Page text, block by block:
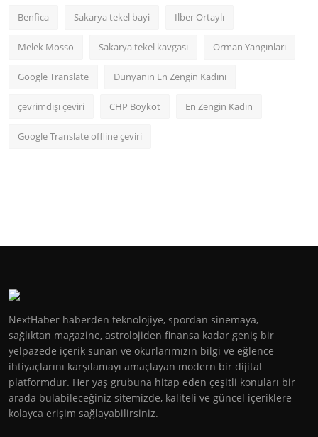
Benfica Sakarya tekel bayi İlber Ortaylı
Melek Mosso Sakarya tekel kavgası Orman Yangınları
Google Translate Dünyanın En Zengin Kadını
çevrimdışı çeviri CHP Boykot En Zengin Kadın
Google Translate offline çeviri
NextHaber haberden teknolojiye, spordan sinemaya,
sağlıktan magazine, astrolojiden finansa kadar geniş bir
yelpazede içerik sunan ve okurlarımızın bilgi ve eğlence
ihtiyaçlarını karşılamayı amaçlayan modern bir dijital
platformdur. Her yaş grubuna hitap eden çeşitli konuları bir
arada bulabileceğiniz sitemizde, kaliteli ve güncel içeriklere
kolayca erişim sağlayabilirsiniz.